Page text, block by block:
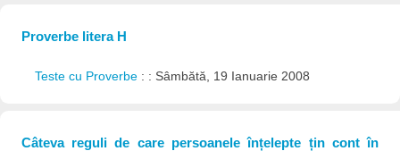
Proverbe litera H
Teste cu Proverbe : : Sâmbătă, 19 Ianuarie 2008
Câteva reguli de care persoanele înțelepte țin cont în